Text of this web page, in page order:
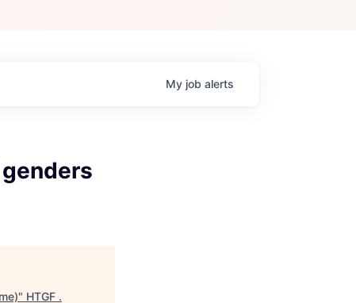
My job alerts
" HTGF .